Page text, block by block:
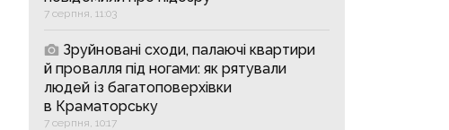
7 серпня, 11:03
Зруйновані сходи, палаючі квартири
й провалля під ногами: як рятували
людей із багатоповерхівки
в Краматорську
7 серпня, 10:17